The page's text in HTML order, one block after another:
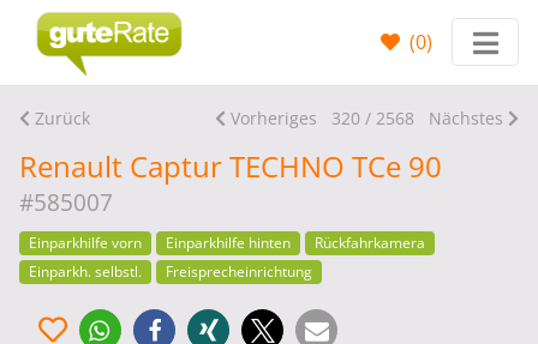
(0)
Zurück Vorheriges 320 / 2568 Nächstes
Renault Captur TECHNO TCe 90
#585007
Einparkhilfe vorn Einparkhilfe hinten
Rückfahrkamera
Einparkh. selbstl.
Freisprecheinrichtung